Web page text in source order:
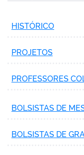
HISTÓRICO
PROJETOS
PROFESSORES
BOLSISTAS DE
BOLSISTAS DE